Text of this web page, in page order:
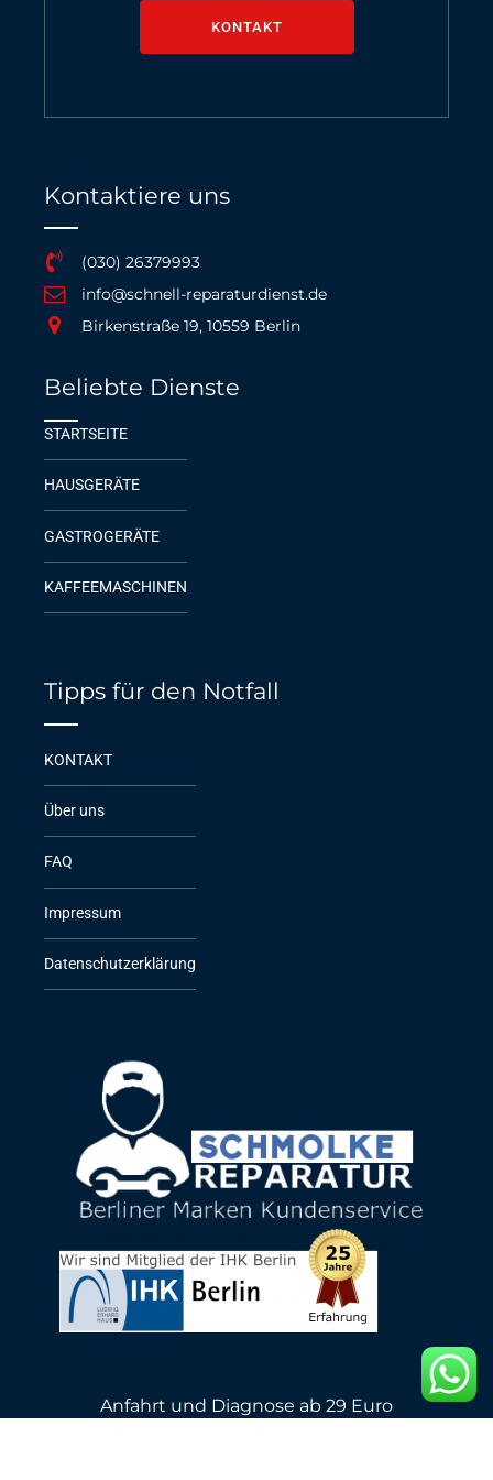
KONTAKT
Kontaktiere uns
(030) 26379993
info@schnell-reparaturdienst.de
Birkenstraße 19, 10559 Berlin
Beliebte Dienste
STARTSEITE
HAUSGERÄTE
GASTROGERÄTE
KAFFEEMASCHINEN
Tipps für den Notfall
KONTAKT
Über uns
FAQ
Impressum
Datenschutzerklärung
Anfahrt und Diagnose ab 29 Euro